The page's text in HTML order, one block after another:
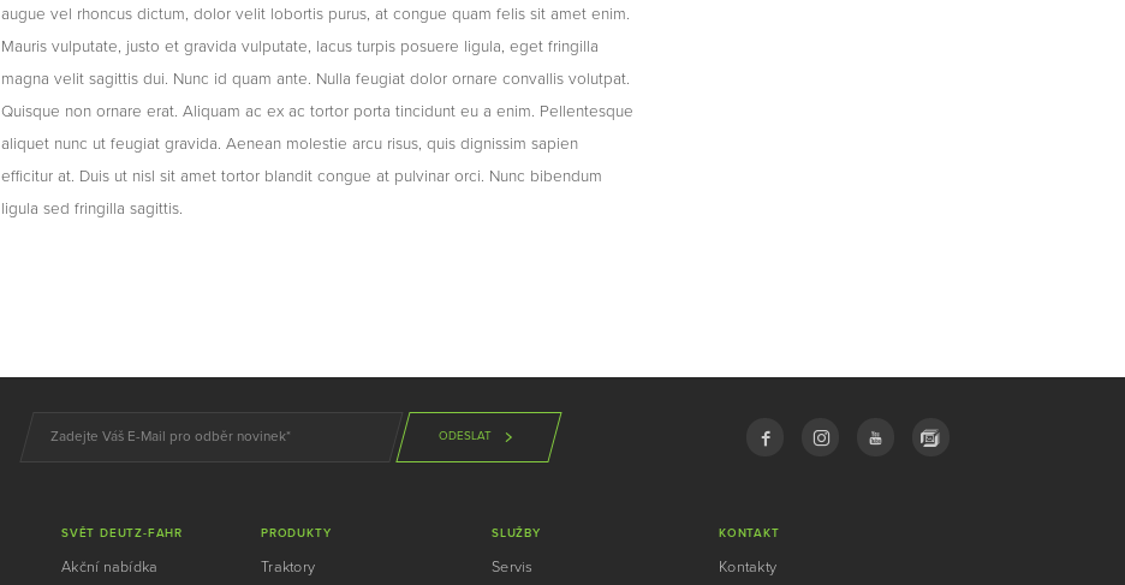
augue vel rhoncus dictum, dolor velit lobortis purus, at congue quam felis sit amet enim.
Mauris vulputate, justo et gravida vulputate, lacus turpis posuere ligula, eget fringilla
magna velit sagittis dui. Nunc id quam ante. Nulla feugiat dolor ornare convallis volutpat.
Quisque non ornare erat. Aliquam ac ex ac tortor porta tincidunt eu a enim. Pellentesque
aliquet nunc ut feugiat gravida. Aenean molestie arcu risus, quis dignissim sapien
efficitur at. Duis ut nisl sit amet tortor blandit congue at pulvinar orci. Nunc bibendum
ligula sed fringilla sagittis.
ODESLAT
SVĚT DEUTZ-FAHR
Akční nabídka
PRODUKTY
Traktory
SLUŽBY
Servis
KONTAKT
Kontakty